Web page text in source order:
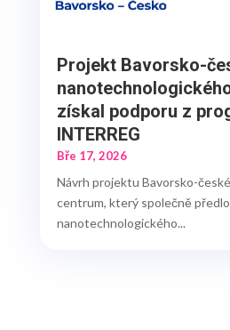
Projekt Bavorsko-
získal podporu z
INTERREG
Bře 17, 2026
Návrh projektu Bavorsko-
centrum, který společně
nanotechnologického...